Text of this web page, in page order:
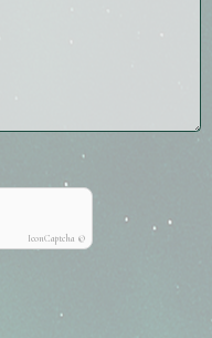
IconCaptcha ©